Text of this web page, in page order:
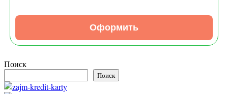
Оформить
Поиск
Поиск